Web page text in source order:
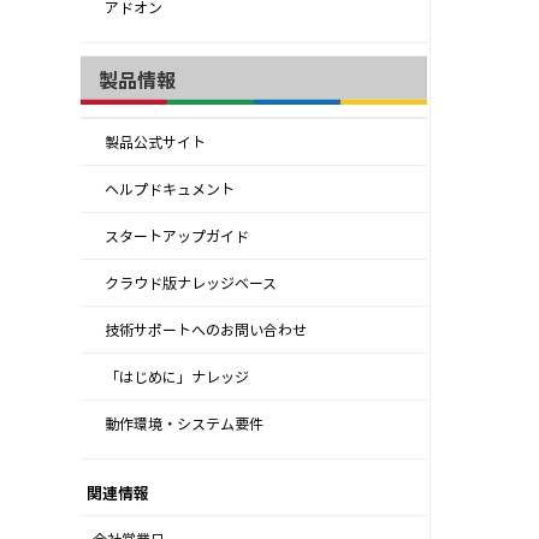
アドオン
製品情報
製品公式サイト
ヘルプドキュメント
スタートアップガイド
クラウド版ナレッジベース
技術サポートへのお問い合わせ
「はじめに」ナレッジ
動作環境・システム要件
関連情報